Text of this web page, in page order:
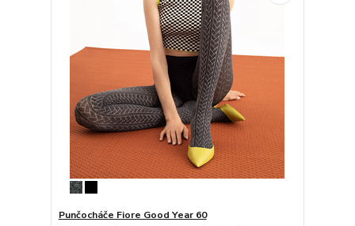
Punčocháče Fiore Good Year 60